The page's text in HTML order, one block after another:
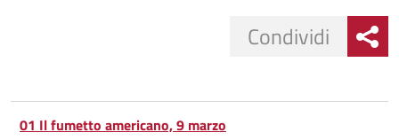
Condividi
01 Il fumetto americano, 9 marzo